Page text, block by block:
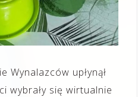
Wynalazców upłynął
wybrały się wirtualnie